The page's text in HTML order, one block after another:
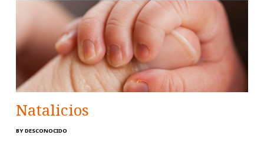
Natalicios
BY DESCONOCIDO